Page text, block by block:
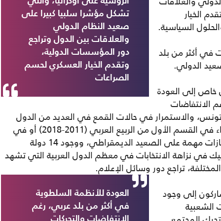
تشكل مؤشرا سلبيا كبيرا على
صعيد النظام الدولي
والعلاقات بين الدول وتراجع
دور المؤسسات الدولية،
وتقدم الخيار العسكري لحسم
الصراعات
الخيار
السياسية.
في أكثر من بلد
الدولي.
خاص إلى العودة
الانتفاضات
والاستمرار في حالات القمع في العديد من الدول
العربية، وفشل معظم التحركات الشعبية سواء في القسم الأول من الربيع العربي (2011-2018) أو في
القسم الثاني (2018 – 2020) في تحقيق إنجازات مهمة على الصعيد الديمقراطي، ووجود 14 دولة
في نزاهة الانتخابات في معظم الدول العربية التي تشهد
تراجع دور وسائل الإعلام.
العودة للأنظمة السلطوية
في أكثر من بلد عربي، رغم
الانتفاضات والتحركات
إلى وجود
الشعبية